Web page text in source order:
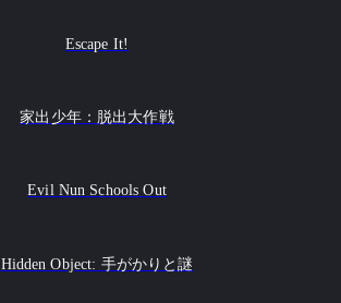
Escape It!
家出少年：脱出大作戦
Evil Nun Schools Out
Hidden Object: 手がかりと謎